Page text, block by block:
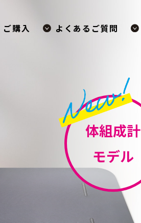
ご購入 よくあるご質問
体組成計
モデル